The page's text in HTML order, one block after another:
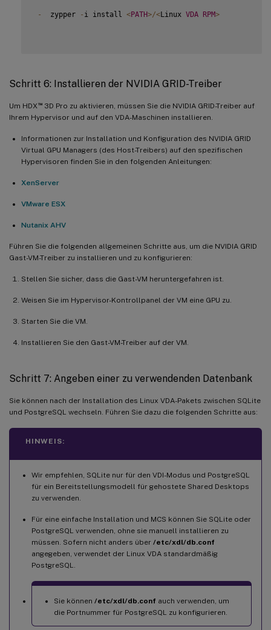
-
  zypper
- i install <PATH>/<Linux VDA RPM>
Schritt 6: Installieren der NVIDIA GRID-Treiber
Um HDX™3D Pro zu aktivieren, müssen Sie die NVIDIA GRID-Treiber auf
Ihrem Hypervisor und auf den VDA-Maschinen installieren.
Informationen zur Installation und Konfiguration des NVIDIA GRID
Virtual GPU Managers (des Host-Treibers) auf den spezifischen
Hypervisoren finden Sie in den folgenden Anleitungen:
XenServer
VMware ESX
Nutanix AHV
Führen Sie die folgenden allgemeinen Schritte aus, um die NVIDIA GRID
Gast-VM-Treiber zu installieren und zu konfigurieren:
Stellen Sie sicher, dass die Gast-VM heruntergefahren ist.
Weisen Sie im Hypervisor-Kontrollpanel der VM eine GPU zu.
Starten Sie die VM.
Installieren Sie den Gast-VM-Treiber auf der VM.
Schritt 7: Angeben einer zu verwendenden Datenbank
Sie können nach der Installation des Linux VDA-Pakets zwischen SQLite
und PostgreSQL wechseln. Führen Sie dazu die folgenden Schritte aus:
HINWEIS:
Wir empfehlen, SQLite nur für den VDI-Modus und PostgreSQL
für ein Bereitstellungsmodell für gehostete Shared Desktops
zu verwenden.
Für eine einfache Installation und MCS können Sie SQLite oder
PostgreSQL verwenden, ohne sie manuell installieren zu
müssen. Sofern nicht anders über /etc/xdl/db.conf
angegeben, verwendet der Linux VDA standardmäßig
PostgreSQL.
Sie können /etc/xdl/db.conf auch verwenden, um
die Portnummer für PostgreSQL zu konfigurieren.